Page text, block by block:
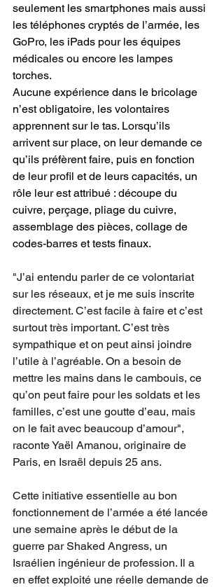
seulement les smartphones mais aussi
les téléphones cryptés de l’armée, les
GoPro, les iPads pour les équipes
médicales ou encore les lampes
torches.
Aucune expérience dans le bricolage
n’est obligatoire, les volontaires
apprennent sur le tas. Lorsqu’ils
arrivent sur place, on leur demande ce
qu’ils préfèrent faire, puis en fonction
de leur profil et de leurs capacités, un
rôle leur est attribué : découpe du
cuivre, perçage, pliage du cuivre,
assemblage des pièces, collage de
codes-barres et tests finaux.
"J’ai entendu parler de ce volontariat
sur les réseaux, et je me suis inscrite
directement. C’est facile à faire et c’est
surtout très important. C’est très
sympathique et on peut ainsi joindre
l’utile à l’agréable. On a besoin de
mettre les mains dans le cambouis, ce
qu’on peut faire pour les soldats et les
familles, c’est une goutte d’eau, mais
on le fait avec beaucoup d’amour",
raconte Yaël Amanou, originaire de
Paris, en Israël depuis 25 ans.
Cette initiative essentielle au bon
fonctionnement de l’armée a été lancée
une semaine après le début de la
guerre par Shaked Angress, un
Israélien ingénieur de profession. Il a
en effet exploité une réelle demande de